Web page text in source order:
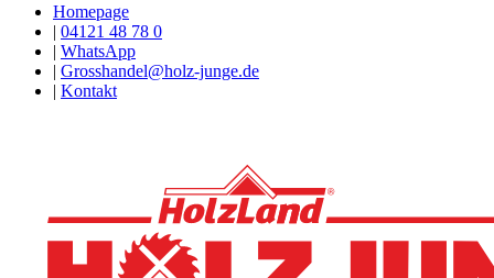
Homepage
| 04121 48 78 0
| WhatsApp
| Grosshandel@holz-junge.de
| Kontakt